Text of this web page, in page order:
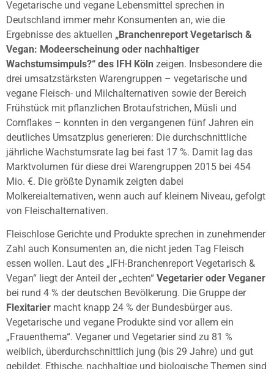
Vegetarische und vegane Lebensmittel sprechen in
Deutschland immer mehr Konsumenten an, wie die
Ergebnisse des aktuellen „Branchenreport Vegetarisch &
Vegan: Modeerscheinung oder nachhaltiger
Wachstumsimpuls?“ des IFH Köln zeigen. Insbesondere die
drei umsatzstärksten Warengruppen – vegetarische und
vegane Fleisch- und Milchalternativen sowie der Bereich
Frühstück mit pflanzlichen Brotaufstrichen, Müsli und
Cornflakes – konnten in den vergangenen fünf Jahren ein
deutliches Umsatzplus generieren: Die durchschnittliche
jährliche Wachstumsrate lag bei fast 17 %. Damit lag das
Marktvolumen für diese drei Warengruppen 2015 bei 454
Mio. €. Die größte Dynamik zeigten dabei
Molkereialternativen, wenn auch auf kleinem Niveau, gefolgt
von Fleischalternativen.
Fleischlose Gerichte und Produkte sprechen in zunehmender
Zahl auch Konsumenten an, die nicht jeden Tag Fleisch
essen wollen. Laut des „IFH-Branchenreport Vegetarisch &
Vegan“ liegt der Anteil der „echten“ Vegetarier oder Veganer
bei rund 4 % der deutschen Bevölkerung. Die Gruppe der
Flexitarier macht knapp 24 % der Bundesbürger aus.
Vegetarische und vegane Produkte sind vor allem ein
„Frauenthema“. Veganer und Vegetarier sind zu 81 %
weiblich, überdurchschnittlich jung (bis 29 Jahre) und gut
gebildet. Ethische, nachhaltige und biologische Themen sind